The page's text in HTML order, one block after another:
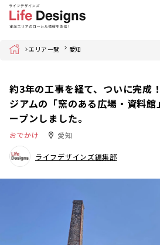
Home エリア一覧 愛知
約3年の工事を経て、ついに完成
ジアムの「窯のある広場・資料
ープンしました。
おでかけ 愛知
ライフデザインズ編集部